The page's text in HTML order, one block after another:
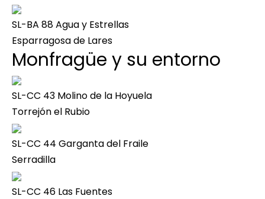
SL-BA 88 Agua y Estrellas
Esparragosa de Lares
Monfragüe y su entorno
SL-CC 43 Molino de la Hoyuela
Torrejón el Rubio
SL-CC 44 Garganta del Fraile
Serradilla
SL-CC 46 Las Fuentes